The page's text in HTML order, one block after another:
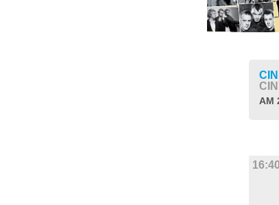
AM
16:40